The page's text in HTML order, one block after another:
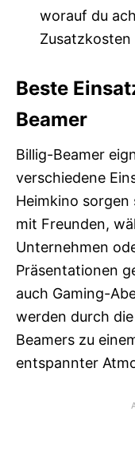
worauf du
Beste
Beamer
Billig-Beamer
verschiedene
Heimkino sorgen
mit Freunden,
Unternehmen
Präsentationen
auch Gaming-
werden durch
Beamers zu
entspannter